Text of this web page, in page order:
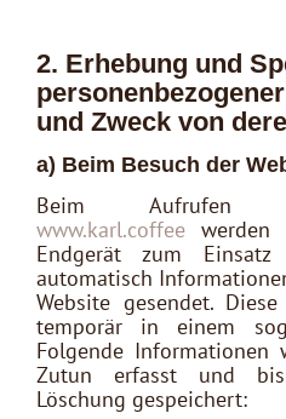
2. Erhebung und
und Zweck von
a) Beim Besuch der
Beim Aufrufen
www.karl.coffee werden
Endgerät zum Einsatz
automatisch
Website gesendet.
temporär in einem
Folgende Informationen
Zutun erfasst und
Löschung gespeichert: